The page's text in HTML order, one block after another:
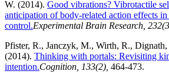
W. (2014). Good vibrations? Vibrotactile
anticipation of body-related action effects
control.Experimental Brain Research,
Pfister, R., Janczyk, M., Wirth, R.,
(2014). Thinking with portals: Revisiting
intention.Cognition, 133(2), 464-473.